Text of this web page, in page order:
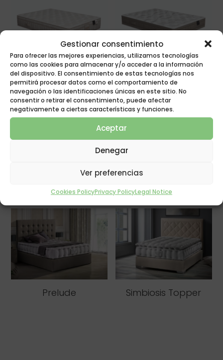
Gestionar consentimiento
Para ofrecer las mejores experiencias, utilizamos tecnologías
como las cookies para almacenar y/o acceder a la información
del dispositivo. El consentimiento de estas tecnologías nos
permitirá procesar datos como el comportamiento de
navegación o las identificaciones únicas en este sitio. No
consentir o retirar el consentimiento, puede afectar
negativamente a ciertas características y funciones.
Aceptar
Denegar
Ver preferencias
Cookies PolicyPrivacy PolicyLegal Notice
Hydra Mattress Millenium Mattress
Atlantis Mattress
Cometa Mattress
Prelude Simbiosis Topper